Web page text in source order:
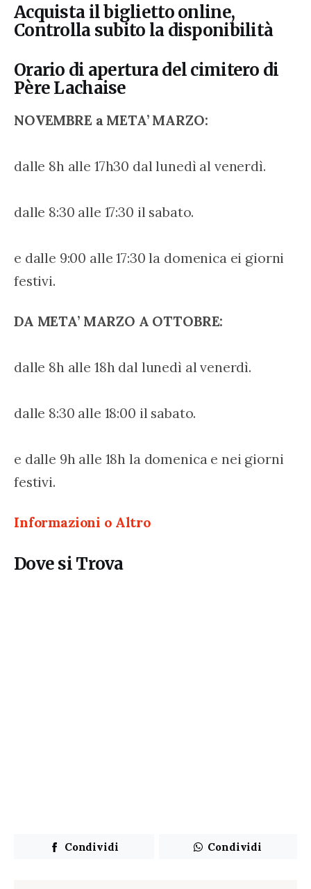
Acquista il biglietto online,
Controlla subito la disponibilità
Orario di apertura del cimitero di
Père Lachaise
NOVEMBRE a META’ MARZO:
dalle 8h alle 17h30 dal lunedì al venerdì.
dalle 8:30 alle 17:30 il sabato.
e dalle 9:00 alle 17:30 la domenica ei giorni
festivi.
DA META’ MARZO A OTTOBRE:
dalle 8h alle 18h dal lunedì al venerdì.
dalle 8:30 alle 18:00 il sabato.
e dalle 9h alle 18h la domenica e nei giorni
festivi.
Informazioni o Altro
Dove si Trova
Condividi Condividi